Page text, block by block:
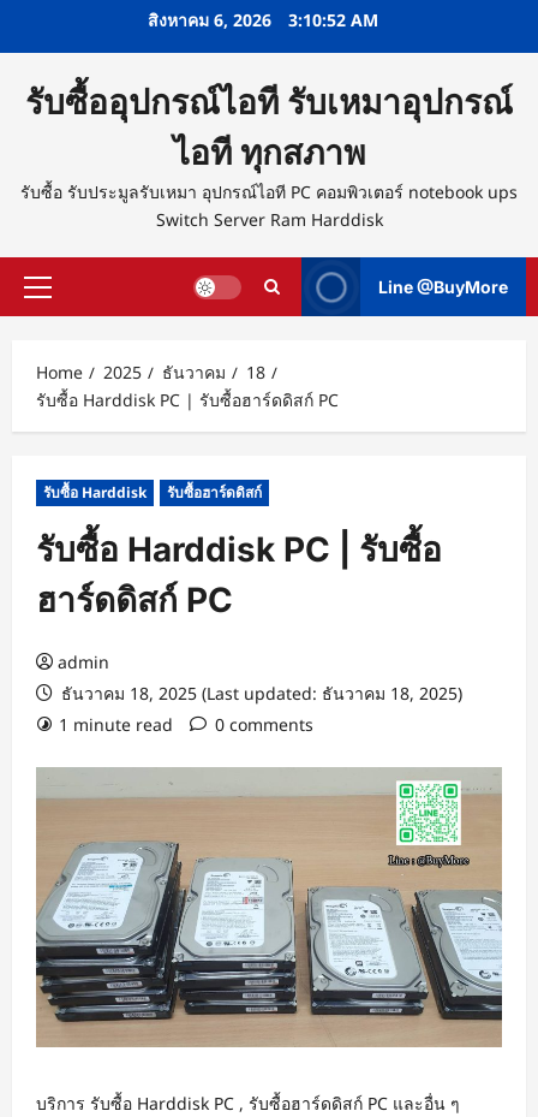
สิงหาคม 6, 2026 3:10:53 AM
รับซื้ออุปกรณ์ไอที รับเหมาอุปกรณ์
ไอที ทุกสภาพ
รับซื้อ รับประมูลรับเหมา อุปกรณ์ไอที PC คอมพิวเตอร์ notebook ups
Switch Server Ram Harddisk
Primary
Line @BuyMore
Home 2025 ธันวาคม
18
รับซื้อ Harddisk PC | รับซื้อฮาร์ดดิสก์ PC
รับซื้อ Harddisk รับซื้อฮาร์ดดิสก์
รับซื้อ Harddisk PC | รับซื้อ
ฮาร์ดดิสก์ PC
admin
ธันวาคม 18, 2025 (Last updated: ธันวาคม 18, 2025)
1 minute read
0 comments
บริการ รับซื้อ Harddisk PC , รับซื้อฮาร์ดดิสก์ PC และอื่น ๆ